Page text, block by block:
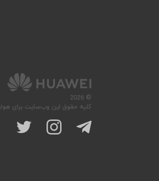
© 2026
کلیه حقوق این وب‌سایت برای